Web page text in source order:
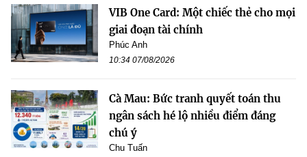
VIB One Card: Một chiếc thẻ cho mọi
giai đoạn tài chính
Phúc Anh
10:34 07/08/2026
Cà Mau: Bức tranh quyết toán thu
ngân sách hé lộ nhiều điểm đáng
chú ý
Chu Tuấn